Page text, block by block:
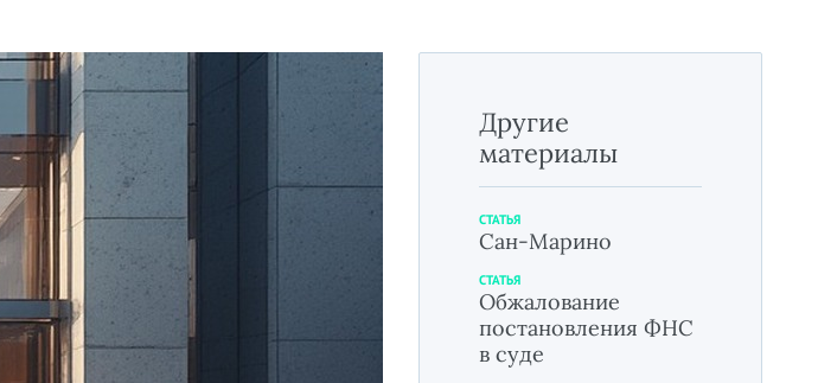
Другие
материалы
СТАТЬЯ
Сан-Марино
СТАТЬЯ
Обжалование
постановления ФНС
в суде